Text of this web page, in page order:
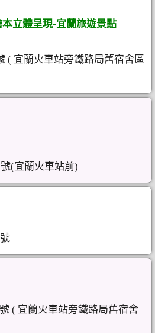
立體呈現-宜蘭旅遊景點
( 宜蘭火車站旁鐵路局舊宿舍區
(宜蘭火車站前)
( 宜蘭火車站旁鐵路局舊宿舍